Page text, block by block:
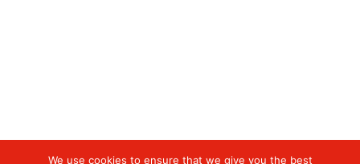
We use cookies to ensure that we give you the best